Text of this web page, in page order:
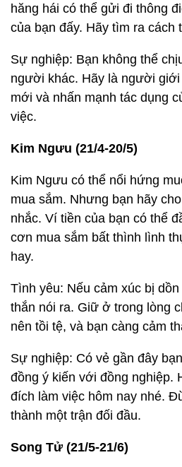
hăng hái có thể gửi đi thông
của bạn đấy. Hãy tìm ra cách
Sự nghiệp: Bạn không thể
người khác. Hãy là người
mới và nhấn mạnh tác dụng
việc.
Kim Ngưu (21/4-20/5)
Kim Ngưu có thể nổi hứng
mua sắm. Nhưng bạn hãy
nhắc. Ví tiền của bạn có thể
cơn mua sắm bất thình lình
hay.
Tình yêu: Nếu cảm xúc bị
thắn nói ra. Giữ ở trong lòng
nên tồi tệ, và bạn càng cảm
Sự nghiệp: Có vẻ gần đây
đồng ý kiến với đồng nghiệp.
đích làm việc hôm nay nhé.
thành một trận đối đầu.
Song Tử (21/5-21/6)